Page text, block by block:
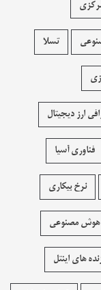
تسلا
ارز دیجیتال
فناوری آسیا
نرخ بیکاری
هوش مصنوعی
های اینتل